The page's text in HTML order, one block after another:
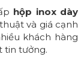
hộp inox dày
và giá cạnh
khách hàng
tin tưởng.